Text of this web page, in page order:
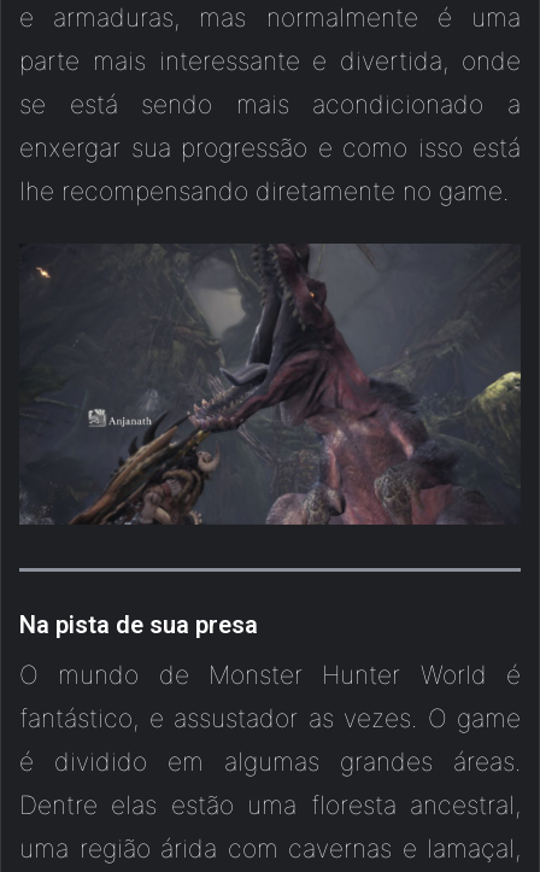
e armaduras, mas normalmente é uma
parte mais interessante e divertida, onde
se está sendo mais acondicionado a
enxergar sua progressão e como isso está
lhe recompensando diretamente no game.
Na pista de sua presa
O mundo de Monster Hunter World é
fantástico, e assustador as vezes. O game
é dividido em algumas grandes áreas.
Dentre elas estão uma floresta ancestral,
uma região árida com cavernas e lamaçal,